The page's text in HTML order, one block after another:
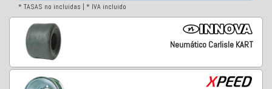
* TASAS no incluidas | * IVA incluido
Neumático Carlisle KART